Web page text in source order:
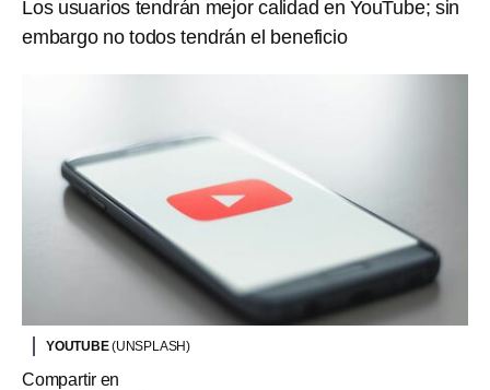
Los usuarios tendrán mejor calidad en YouTube; sin
embargo no todos tendrán el beneficio
YOUTUBE(UNSPLASH)
Compartir en